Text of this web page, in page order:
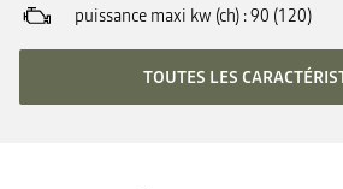
puissance maxi kw (ch) 90 (120)
TOUTES LES